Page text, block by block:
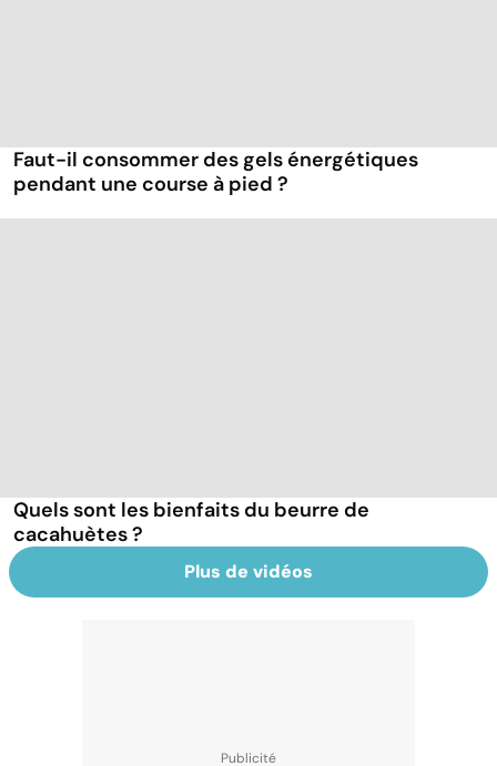
Faut-il consommer des gels énergétiques
pendant une course à pied ?
Quels sont les bienfaits du beurre de
cacahuètes ?
Plus de vidéos